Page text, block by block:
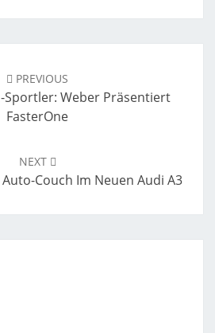
PREVIOUS
Sportler: Weber Präsentiert
FasterOne
NEXT
Couch Im Neuen Audi A3